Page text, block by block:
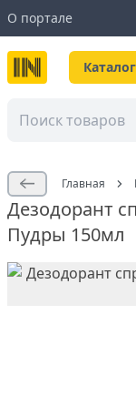
О портале
Каталог
Главная
Дезодорант
Пудры 150мл